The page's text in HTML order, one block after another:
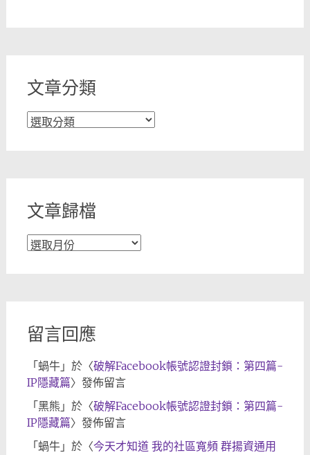
文章分類
文
文章歸檔
文
留言回應
「 蝸牛」於〈破解Facebook帳號認證封鎖：第四篇-
IP隱藏篇〉發佈留言
「 黑熊 」於〈破解Facebook帳號認證封鎖：第四篇-
IP隱藏篇〉發佈留言
「 蝸牛」於〈今天才知道 我的社區寬頻 群揚資通用